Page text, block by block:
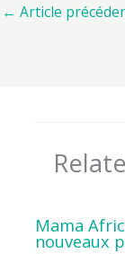
← Article
Mama
nouveaux